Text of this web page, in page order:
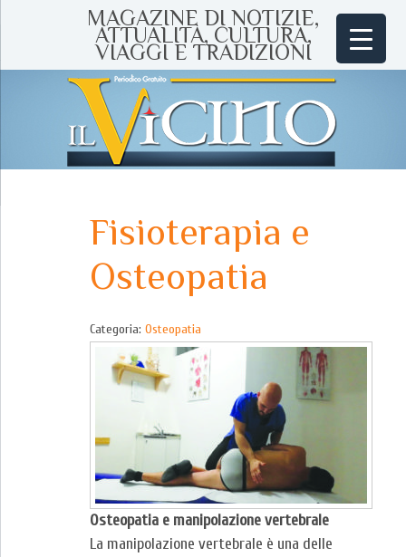
MAGAZINE DI NOTIZIE,
ATTUALITÀ, CULTURA,
VIAGGI E TRADIZIONI
Fisioterapia e
Osteopatia
Categoria: Osteopatia
Osteopatia e manipolazione vertebrale
La manipolazione vertebrale è una delle